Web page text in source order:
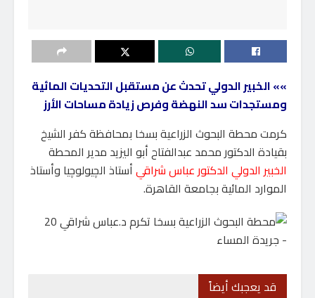
»» الخبير الدولي تحدث عن مستقبل التحديات المائية
ومستجدات سد النهضة وفرص زيادة مساحات الأرز
كرمت محطة البحوث الزراعية بسخا بمحافظة كفر الشيخ
بقيادة الدكتور محمد عبدالفتاح أبو اليزيد مدير المحطة
الخبير الدولي الدكتور عباس شراقيأستاذ الچيولوچيا وأستاذ
الموارد المائية بجامعة القاهرة.
قد يعجبك أيضاً